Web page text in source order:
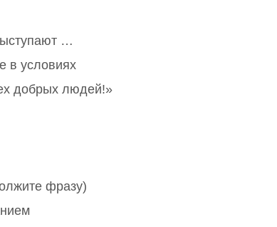
…
в условиях
добрых людей!»
фразу)